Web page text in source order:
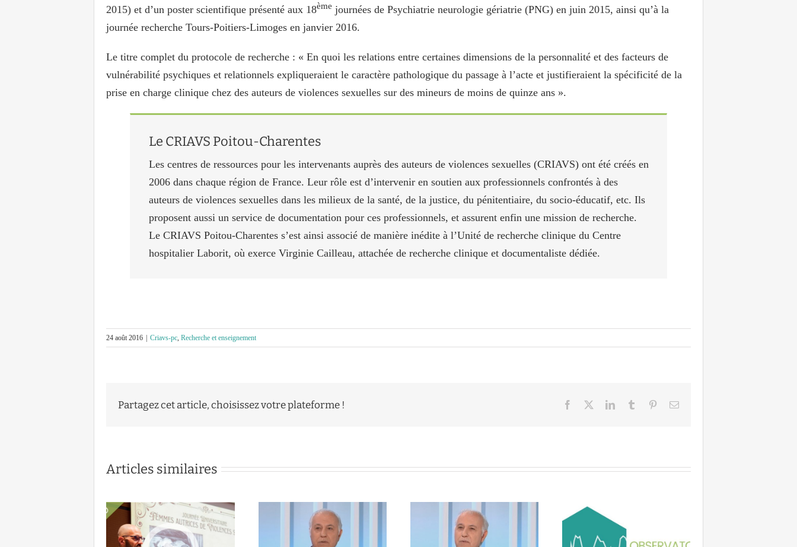
2015) et d’un poster scientifique présenté aux 18ème journées de Psychiatrie neurologie gériatrie (PNG) en juin 2015, ainsi qu’à la
journée recherche Tours-Poitiers-Limoges en janvier 2016.
Le titre complet du protocole de recherche : « En quoi les relations entre certaines dimensions de la personnalité et des facteurs de
vulnérabilité psychiques et relationnels expliqueraient le caractère pathologique du passage à l’acte et justifieraient la spécificité de la
prise en charge clinique chez des auteurs de violences sexuelles sur des mineurs de moins de quinze ans ».
Le CRIAVS Poitou-Charentes
Les centres de ressources pour les intervenants auprès des auteurs de violences sexuelles (CRIAVS) ont été créés en
2006 dans chaque région de France. Leur rôle est d’intervenir en soutien aux professionnels confrontés à des
auteurs de violences sexuelles dans les milieux de la santé, de la justice, du pénitentiaire, du socio-éducatif, etc. Ils
proposent aussi un service de documentation pour ces professionnels, et assurent enfin une mission de recherche.
Le CRIAVS Poitou-Charentes s’est ainsi associé de manière inédite à l’Unité de recherche clinique du Centre
hospitalier Laborit, où exerce Virginie Cailleau, attachée de recherche clinique et documentaliste dédiée.
24 août 2016 Criavs-pc,Recherche et enseignement
Partagez cet article, choisissez votre plateforme ! Facebook LinkedInTumblr PinterestEmail
Articles similaires